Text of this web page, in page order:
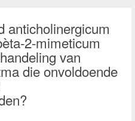
anticholinergicum
2-mimeticum
van
die onvoldoende